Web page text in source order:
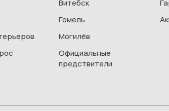
Витебск
Гомель
Могилёв
Официальные
предствители